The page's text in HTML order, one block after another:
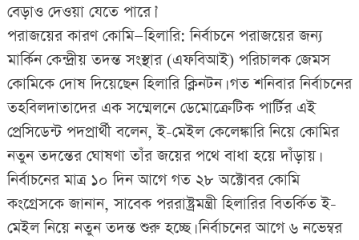
বেড়াও দেওয়া যেতে পারে।’
পরাজয়ের কারণ কোমি—হিলারি: নির্বাচনে পরাজয়ের জন্য
মার্কিন কেন্দ্রীয় তদন্ত সংস্থার (এফবিআই) পরিচালক জেমস
কোমিকে দোষ দিয়েছেন হিলারি ক্লিনটন। গত শনিবার নির্বাচনের
তহবিলদাতাদের এক সম্মেলনে ডেমোক্রেটিক পার্টির এই
প্রেসিডেন্ট পদপ্রার্থী বলেন, ই-মেইল কেলেঙ্কারি নিয়ে কোমির
নতুন তদন্তের ঘোষণা তাঁর জয়ের পথে বাধা হয়ে দাঁড়ায়।
নির্বাচনের মাত্র ১০ দিন আগে গত ২৮ অক্টোবর কোমি
কংগ্রেসকে জানান, সাবেক পররাষ্ট্রমন্ত্রী হিলারির বিতর্কিত ই-
মেইল নিয়ে নতুন তদন্ত শুরু হচ্ছে। নির্বাচনের আগে ৬ নভেম্বর